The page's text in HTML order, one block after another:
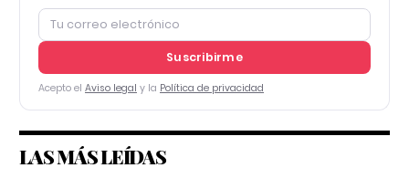
Suscribirme
Acepto el Aviso legal y la Política de privacidad
LAS MÁS LEÍDAS